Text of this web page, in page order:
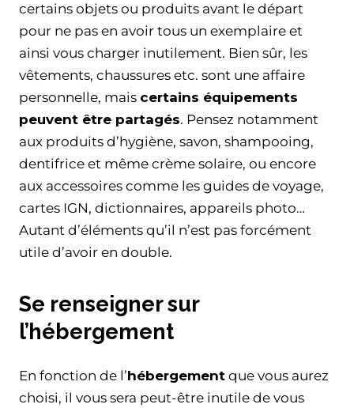
certains objets ou produits avant le départ
pour ne pas en avoir tous un exemplaire et
ainsi vous charger inutilement. Bien sûr, les
vêtements, chaussures etc. sont une affaire
personnelle, mais certains équipements
peuvent être partagés. Pensez notamment
aux produits d’hygiène, savon, shampooing,
dentifrice et même crème solaire, ou encore
aux accessoires comme les guides de voyage,
cartes IGN, dictionnaires, appareils photo…
Autant d’éléments qu’il n’est pas forcément
utile d’avoir en double.
Se renseigner sur
l’hébergement
En fonction de l’hébergement que vous aurez
choisi, il vous sera peut-être inutile de vous